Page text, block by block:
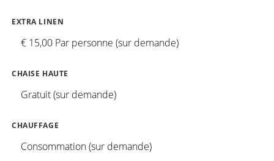
EXTRA LINEN
€ 15,00 Par personne (sur demande)
CHAISE HAUTE
Gratuit (sur demande)
CHAUFFAGE
Consommation (sur demande)